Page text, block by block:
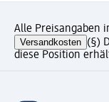
Alle Preisangaben
Versandkosten (§)
diese Position